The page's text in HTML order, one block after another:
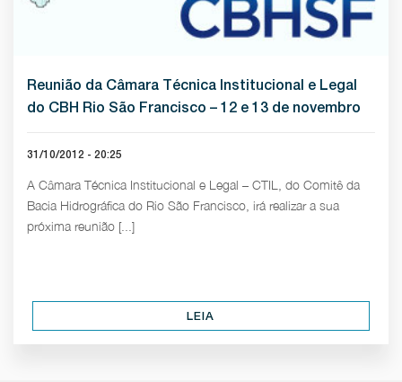
Reunião da Câmara Técnica Institucional e Legal
do CBH Rio São Francisco – 12 e 13 de novembro
31/10/2012 - 20:25
A Câmara Técnica Institucional e Legal – CTIL, do Comitê da
Bacia Hidrográfica do Rio São Francisco, irá realizar a sua
próxima reunião [...]
LEIA